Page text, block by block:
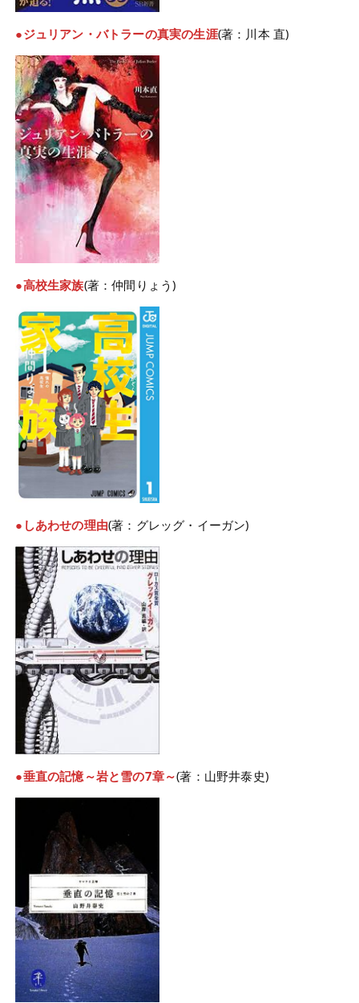
●ジュリアン・バトラーの真実の生涯(著：川本 直)
●高校生家族(著：仲間りょう)
●しあわせの理由(著：グレッグ・イーガン)
●垂直の記憶～岩と雪の7章～(著：山野井泰史)